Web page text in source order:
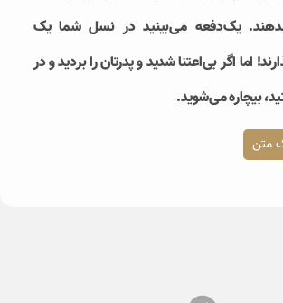
یک‌دفعه می‌بینید در نسل شما یک
اما اگر بی‌اعتنا شدید و پدرتان را بردید و در
بیچاره می‌شوید.
متن